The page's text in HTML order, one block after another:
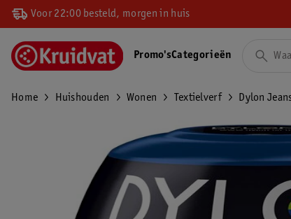
Voor 22:00 besteld, morgen in huis
Promo'sCategorieën
Home Huishouden Wonen Textielverf Dylon